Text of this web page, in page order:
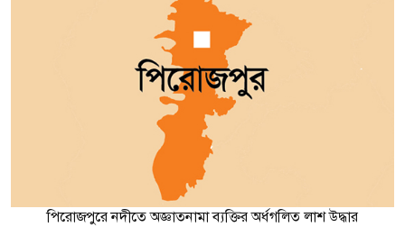
পিরোজপুরে নদীতে অজ্ঞাতনামা ব্যক্তির অর্ধগলিত লাশ উদ্ধার